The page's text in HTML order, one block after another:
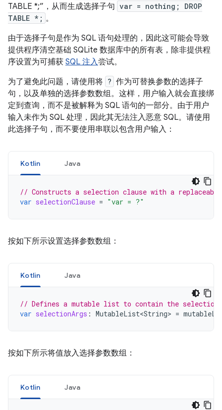
TABLE *;”，从而生成选择子句 var = nothing; DROP
TABLE *; 。
由于选择子句是作为 SQL 语句处理的，因此这可能会导致
提供程序清空基础 SQLite 数据库中的所有表，除非提供程
序设置为可捕获 SQL 注入尝试。
为了避免此问题，请使用将 ? 作为可替换参数的选择子
句，以及单独的选择参数数组。这样，用户输入就会直接绑
定到查询，而不是被解释为 SQL 语句的一部分。由于用户
输入未作为 SQL 处理，因此其无法注入恶意 SQL。请使用
此选择子句，而不要使用串联以包含用户输入：
Kotlin Java
// Constructs a selection clause with a replaceable
var selectionClause = "var = ?"
按如下所示设置选择参数数组：
Kotlin Java
// Defines a mutable list to contain the selection
var selectionArgs : MutableList<String> =
按如下所示将值放入选择参数数组：
Kotlin Java